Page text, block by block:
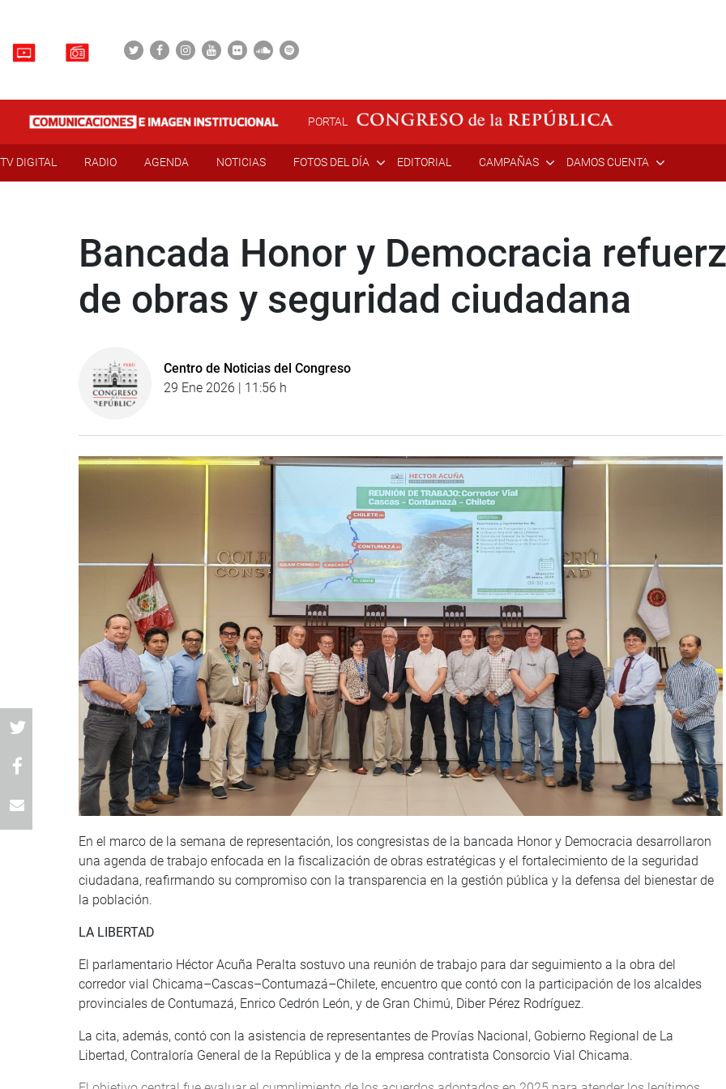
PORTAL
TV DIGITAL RADIO AGENDA NOTICIAS FOTOS DEL DÍA EDITORIAL CAMPAÑAS DAMOS CUENTA
Bancada Honor y Democracia
de obras y seguridad ciudadana
Centro de Noticias del Congreso
29 Ene 2026 | 11:56 h
En el marco de la semana de representación, los congresistas de la bancada Honor y Democracia desarrollaron
una agenda de trabajo enfocada en la fiscalización de obras estratégicas y el fortalecimiento de la seguridad
ciudadana, reafirmando su compromiso con la transparencia en la gestión pública y la defensa del bienestar de
la población.
LA LIBERTAD
El parlamentario Héctor Acuña Peralta sostuvo una reunión de trabajo para dar seguimiento a la obra del
corredor vial Chicama–Cascas–Contumazá–Chilete, encuentro que contó con la participación de los alcaldes
provinciales de Contumazá, Enrico Cedrón León, y de Gran Chimú, Diber Pérez Rodríguez.
La cita, además, contó con la asistencia de representantes de Provías Nacional, Gobierno Regional de La
Libertad, Contraloría General de la República y de la empresa contratista Consorcio Vial Chicama.